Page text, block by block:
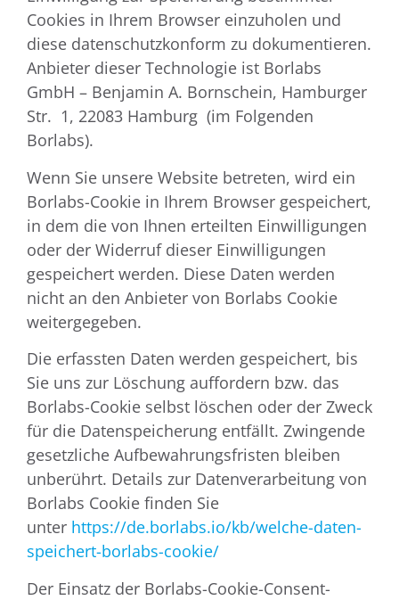
Cookies in Ihrem Browser einzuholen und
diese datenschutzkonform zu dokumentieren.
Anbieter dieser Technologie ist Borlabs
GmbH – Benjamin A. Bornschein, Hamburger
Str. 1, 22083 Hamburg (im Folgenden
Borlabs).
Wenn Sie unsere Website betreten, wird ein
Borlabs-Cookie in Ihrem Browser gespeichert,
in dem die von Ihnen erteilten Einwilligungen
oder der Widerruf dieser Einwilligungen
gespeichert werden. Diese Daten werden
nicht an den Anbieter von Borlabs Cookie
weitergegeben.
Die erfassten Daten werden gespeichert, bis
Sie uns zur Löschung auffordern bzw. das
Borlabs-Cookie selbst löschen oder der Zweck
für die Datenspeicherung entfällt. Zwingende
gesetzliche Aufbewahrungsfristen bleiben
unberührt. Details zur Datenverarbeitung von
Borlabs Cookie finden Sie
unter https://de.borlabs.io/kb/welche-daten-
speichert-borlabs-cookie/
Der Einsatz der Borlabs-Cookie-Consent-